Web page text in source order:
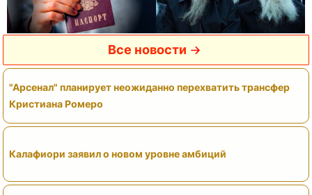
Все новости
"Арсенал" планирует неожиданно перехватить трансфер
Кристиана Ромеро
Калафиори заявил о новом уровне амбиций